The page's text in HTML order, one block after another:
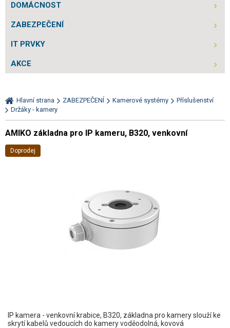
DOMÁCNOST
ZABEZPEČENÍ
IT PRVKY
AKCE
Hlavní strana ZABEZPEČENÍ Kamerové systémy
Příslušenství
Držáky - kamery
AMIKO základna pro IP kameru, B320, venkovní
Doprodej
IP kamera - venkovní krabice, B320, základna pro kamery slouží ke
skrytí kabelů vedoucích do kamery voděodolná, kovová